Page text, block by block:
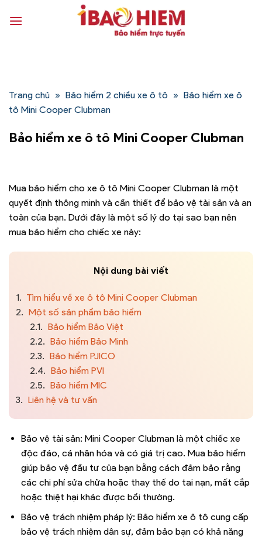
qua
Trang chủ » Bảo hiểm 2 chiều xe ô tô » Bảo hiểm xe ô
tô Mini Cooper Clubman
Bảo hiểm xe ô tô Mini Cooper Clubman
Mua bảo hiểm cho xe ô tô Mini Cooper Clubman là một
quyết định thông minh và cần thiết để bảo vệ tài sản và an
toàn của bạn. Dưới đây là một số lý do tại sao bạn nên
mua bảo hiểm cho chiếc xe này:
Nội dung bài viết
1. Tìm hiểu về xe ô tô Mini Cooper Clubman
2. Một số sản phẩm bảo hiểm
2.1. Bảo hiểm Bảo Việt
2.2. Bảo hiểm Bảo Minh
2.3. Bảo hiểm PJICO
2.4. Bảo hiểm PVI
2.5. Bảo hiểm MIC
3. Liên hệ và tư vấn
Bảo vệ tài sản: Mini Cooper Clubman là một chiếc xe
độc đáo, cá nhân hóa và có giá trị cao. Mua bảo hiểm
giúp bảo vệ đầu tư của bạn bằng cách đảm bảo rằng
các chi phí sửa chữa hoặc thay thế do tai nạn, mất cắp
hoặc thiệt hại khác được bồi thường.
Bảo vệ trách nhiệm pháp lý: Bảo hiểm xe ô tô cung cấp
bảo vệ trách nhiệm dân sự, đảm bảo bạn có khả năng